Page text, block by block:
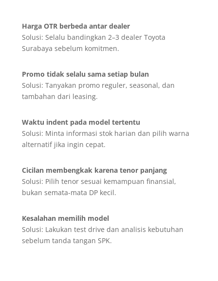
Harga OTR berbeda antar dealer
Solusi: Selalu bandingkan 2–3 dealer Toyota
Surabaya sebelum komitmen.
Promo tidak selalu sama setiap bulan
Solusi: Tanyakan promo reguler, seasonal, dan
tambahan dari leasing.
Waktu indent pada model tertentu
Solusi: Minta informasi stok harian dan pilih warna
alternatif jika ingin cepat.
Cicilan membengkak karena tenor panjang
Solusi: Pilih tenor sesuai kemampuan finansial,
bukan semata-mata DP kecil.
Kesalahan memilih model
Solusi: Lakukan test drive dan analisis kebutuhan
sebelum tanda tangan SPK.